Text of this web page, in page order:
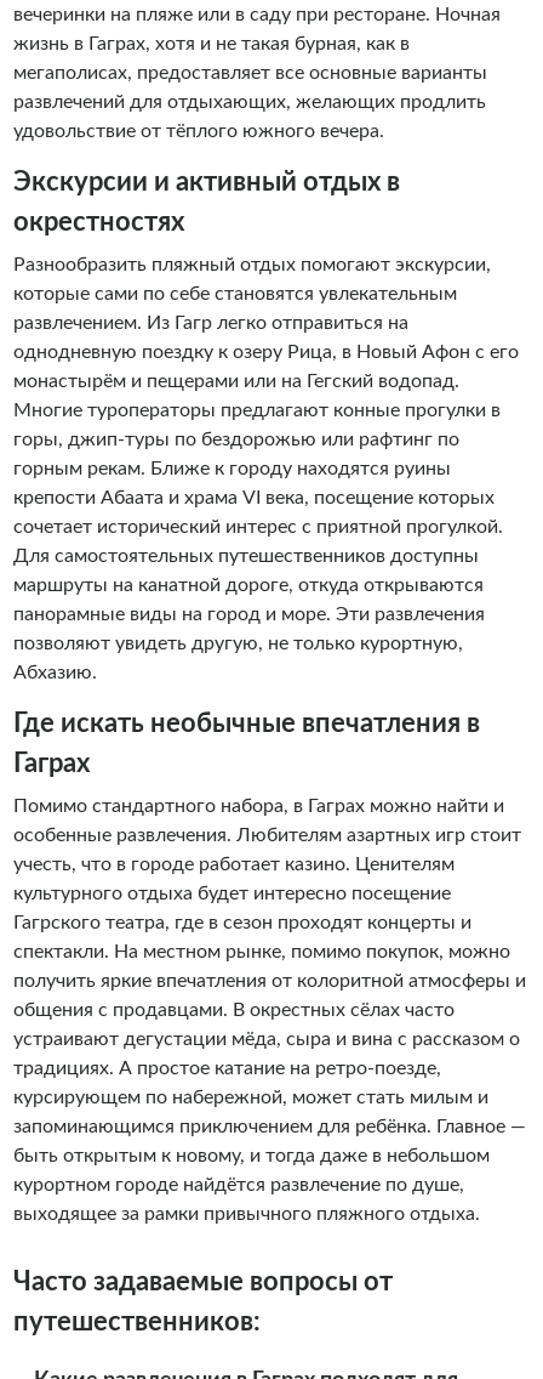
вечеринки на пляже или в саду при ресторане. Ночная
жизнь в Гаграх, хотя и не такая бурная, как в
мегаполисах, предоставляет все основные варианты
развлечений для отдыхающих, желающих продлить
удовольствие от тёплого южного вечера.
Экскурсии и активный отдых в
окрестностях
Разнообразить пляжный отдых помогают экскурсии,
которые сами по себе становятся увлекательным
развлечением. Из Гагр легко отправиться на
однодневную поездку к озеру Рица, в Новый Афон с его
монастырём и пещерами или на Гегский водопад.
Многие туроператоры предлагают конные прогулки в
горы, джип-туры по бездорожью или рафтинг по
горным рекам. Ближе к городу находятся руины
крепости Абаата и храма VI века, посещение которых
сочетает исторический интерес с приятной прогулкой.
Для самостоятельных путешественников доступны
маршруты на канатной дороге, откуда открываются
панорамные виды на город и море. Эти развлечения
позволяют увидеть другую, не только курортную,
Абхазию.
Где искать необычные впечатления в
Гаграх
Помимо стандартного набора, в Гаграх можно найти и
особенные развлечения. Любителям азартных игр стоит
учесть, что в городе работает казино. Ценителям
культурного отдыха будет интересно посещение
Гагрского театра, где в сезон проходят концерты и
спектакли. На местном рынке, помимо покупок, можно
получить яркие впечатления от колоритной атмосферы и
общения с продавцами. В окрестных сёлах часто
устраивают дегустации мёда, сыра и вина с рассказом о
традициях. А простое катание на ретро-поезде,
курсирующем по набережной, может стать милым и
запоминающимся приключением для ребёнка. Главное —
быть открытым к новому, и тогда даже в небольшом
курортном городе найдётся развлечение по душе,
выходящее за рамки привычного пляжного отдыха.
Часто задаваемые вопросы от
путешественников: